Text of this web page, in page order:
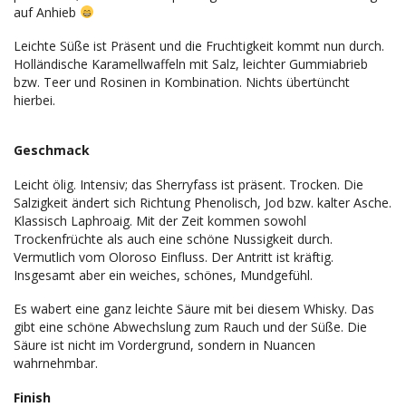
auf Anhieb
Leichte Süße ist Präsent und die Fruchtigkeit kommt nun durch.
Holländische Karamellwaffeln mit Salz, leichter Gummiabrieb
bzw. Teer und Rosinen in Kombination. Nichts übertüncht
hierbei.
Geschmack
Leicht ölig. Intensiv; das Sherryfass ist präsent. Trocken. Die
Salzigkeit ändert sich Richtung Phenolisch, Jod bzw. kalter Asche.
Klassisch Laphroaig. Mit der Zeit kommen sowohl
Trockenfrüchte als auch eine schöne Nussigkeit durch.
Vermutlich vom Oloroso Einfluss. Der Antritt ist kräftig.
Insgesamt aber ein weiches, schönes, Mundgefühl.
Es wabert eine ganz leichte Säure mit bei diesem Whisky. Das
gibt eine schöne Abwechslung zum Rauch und der Süße. Die
Säure ist nicht im Vordergrund, sondern in Nuancen
wahrnehmbar.
Finish